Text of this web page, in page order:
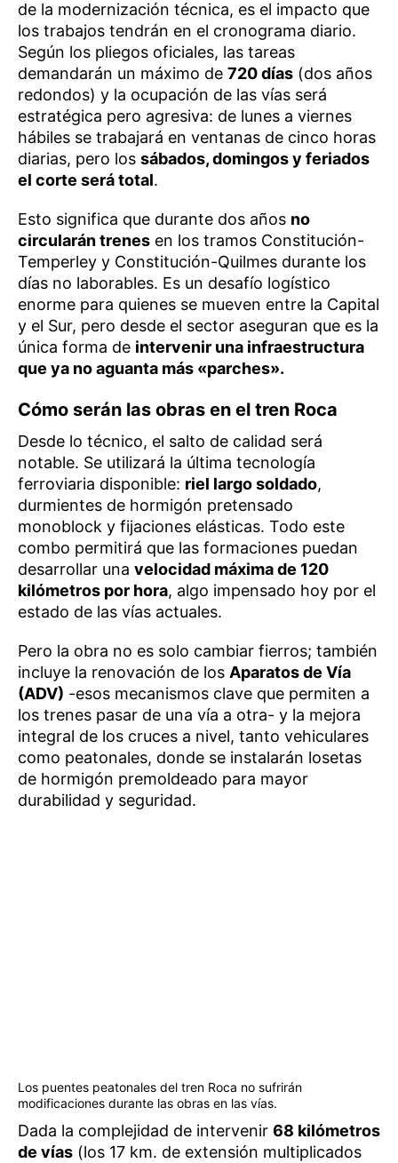
de la modernización técnica, es el impacto que
los trabajos tendrán en el cronograma diario.
Según los pliegos oficiales, las tareas
demandarán un máximo de 720 días (dos años
redondos) y la ocupación de las vías será
estratégica pero agresiva: de lunes a viernes
hábiles se trabajará en ventanas de cinco horas
diarias, pero los sábados, domingos y feriados
el corte será total.
Esto significa que durante dos años no
circularán trenes en los tramos Constitución-
Temperley y Constitución-Quilmes durante los
días no laborables. Es un desafío logístico
enorme para quienes se mueven entre la Capital
y el Sur, pero desde el sector aseguran que es la
única forma de intervenir una infraestructura
que ya no aguanta más «parches».
Cómo serán las obras en el tren Roca
Desde lo técnico, el salto de calidad será
notable. Se utilizará la última tecnología
ferroviaria disponible: riel largo soldado,
durmientes de hormigón pretensado
monoblock y fijaciones elásticas. Todo este
combo permitirá que las formaciones puedan
desarrollar una velocidad máxima de 120
kilómetros por hora, algo impensado hoy por el
estado de las vías actuales.
Pero la obra no es solo cambiar fierros; también
incluye la renovación de los Aparatos de Vía
(ADV) -esos mecanismos clave que permiten a
los trenes pasar de una vía a otra- y la mejora
integral de los cruces a nivel, tanto vehiculares
como peatonales, donde se instalarán losetas
de hormigón premoldeado para mayor
durabilidad y seguridad.
Los puentes peatonales del tren Roca no sufrirán
modificaciones durante las obras en las vías.
Dada la complejidad de intervenir 68 kilómetros
de vías (los 17 km. de extensión multiplicados